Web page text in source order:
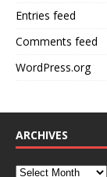
Entries feed
Comments feed
WordPress.org
ARCHIVES